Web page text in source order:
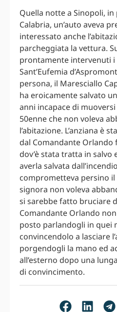
Quella notte a Sinopoli,
Calabria, un’auto aveva
interessato anche
parcheggiata la vettura.
prontamente intervenuti i
Sant’Eufemia
persona, il Maresciallo
ha eroicamente salvato
anni incapace di
50enne che non voleva
l’abitazione. L’anziana è
dal Comandante Orlando
dov’è stata tratta in salvo
averla salvata
comprometteva persino
signora non voleva
si sarebbe fatto bruciare
Comandante Orlando
posto parlandogli in quei
convincendolo a lasciare
porgendogli la mano ed
all’esterno dopo una
di convincimento.